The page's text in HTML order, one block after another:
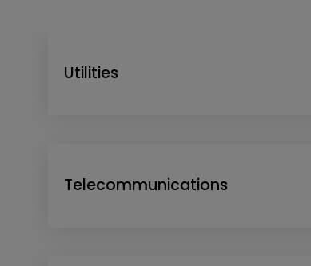
Utilities
Telecommunications